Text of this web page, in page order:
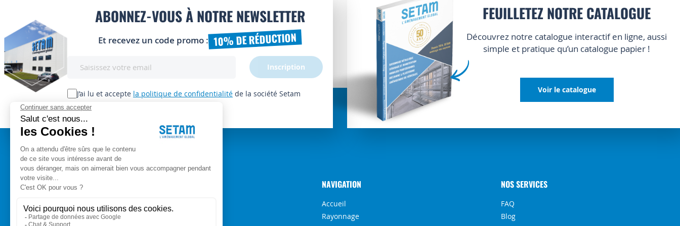
ABONNEZ-VOUS À NOTRE NEWSLETTER
Et recevez un code promo : 10% DE RÉDUCTION
lettre
d’information
:
J’ai lu et accepte la politique de confidentialité de la société Setam
Inscription
FEUILLETEZ NOTRE CATALOGUE
Découvrez notre catalogue interactif en ligne, aussi
simple et pratique qu’un catalogue papier !
Voir le catalogue
Setam Siège Social
153, rue de L'Arve
74950 SCIONZIER
Qui sommes-nous ?
NAVIGATION
Accueil
Rayonnage
NOS SERVICES
FAQ
Blog